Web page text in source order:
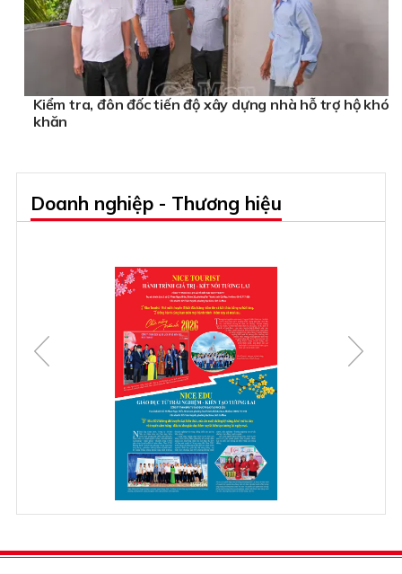
Kiểm tra, đôn đốc tiến độ xây dựng nhà hỗ trợ hộ khó
khăn
Doanh nghiệp - Thương hiệu